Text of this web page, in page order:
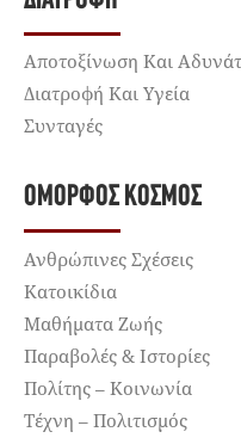
Αποτοξίνωση Και
Διατροφή Και Υγεία
Συνταγές
ΌΜΟΡΦΟΣ ΚΌΣΜΟΣ
Ανθρώπινες Σχέσεις
Κατοικίδια
Μαθήματα Ζωής
Παραβολές & Ιστορίες
Πολίτης – Κοινωνία
Τέχνη – Πολιτισμός